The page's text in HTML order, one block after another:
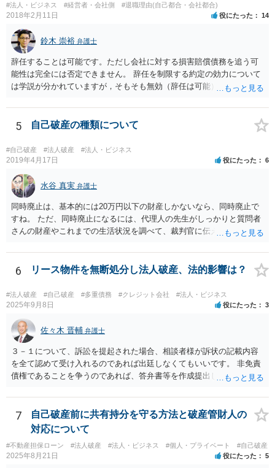
#法人・ビジネス #経営者・会社側 #退職理由(自己都合・会社都合)
2018年2月11日 役にたった 14
鈴木 崇裕 弁護士
辞任することは可能です。ただし会社に対する損害賠償債務を追う可
能性は完全には否定できません。 辞任を制限する約定の効力について
は学説が分かれていますが，そもそも無効（辞任は可能）と考える説
る可能性があると考える説が有力です。 ただし，いずれの説をとった
場合でも，会社にとって「不利な時期」に辞任したときは，「やむを
得ない事由」がない限り，会社の損害を賠償しなければならなくなり
ます。 健康上の理由は「やむを得ない事由」の典型ですが，程度によ
って異なります。 子会社の代表取締役が辞任を認めてくれるのであれ
必要ありません。 なお，子会社の代表取締役には，取締役辞任の登記
をしてもらわなければなりません。 親会社が株主代表訴訟を提起する
ことは理論上可能ですが，あなたに対して追及できる責任は，あなた
自身が会社に対して追う責任（例えば任務懈怠責任）の範囲に留まり
ます。子会社の負債をあなたに負わせることはできません。 実際上問
いてくれないと，辞任の登記をするためには，最終的には訴訟を提起
5 自己破産の種類について
#自己破産 #法人破産 #法人・ビジネス
2019年4月17日 役にたった 6
水谷 真実 弁護士
同時廃止は、基本的には20万円以下の財産しかないなら、同時廃止で
すね。 ただ、同時廃止になるには、代理人の先生がしっかりと質問者
さんの財産やこれまでの生活状況を調べて、裁判官に伝える必要があ
して、代理人の先生が同時廃止でいけるというなら、同時廃止になる
でしょう。
6 リース物件を無断処分し法人破産、法的影響は？
#法人破産 #自己破産 #多重債務 #クレジット会社 #法人・ビジネス
2025年9月8日 役にたった 3
佐々木 晋輔 弁護士
３－１について、訴訟を提起された場合、相談者様が訴状の記載内容
を全て認めて受け入れるのであれば出廷しなくてもいいです。 非免責
債権であることを争うのであれば、答弁書等を作成提出して反論しな
した弁護士が受ける場合でも、弁護士費用は別途必要になると思いま
す。 ３－２について、上記のとおり、破産とは別で弁護士費用が必要
になると思います。 費用の額については、弁護士によって異なります
が、破産手続を受任した弁護士が受けるのであれば、低めの金額で受
けてくれるかもしれません。 弁護士を依頼するかどうかは、弁護士費
用と賠償額を比較して決められたらいいと思います。 なお、リース会
7
自己破産前に共有持分を守る方法と破産管財人の
対応について
#不動産担保ローン #法人破産 #法人・ビジネス #個人・プライベート #自己破産
2025年8月21日 役にたった 5